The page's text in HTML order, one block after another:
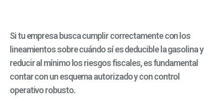
Si tu empresa busca cumplir correctamente con los
lineamientos sobre cuándo sí es deducible la gasolina y
reducir al mínimo los riesgos fiscales, es fundamental
contar con un esquema autorizado y con control
operativo robusto.